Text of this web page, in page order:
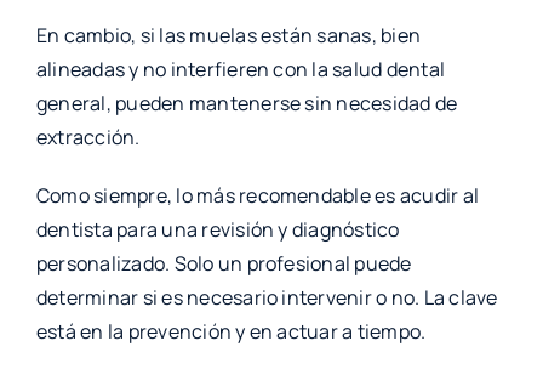
En cambio, si las muelas están sanas, bien
alineadas y no interfieren con la salud dental
general, pueden mantenerse sin necesidad de
extracción.
Como siempre, lo más recomendable es acudir al
dentista para una revisión y diagnóstico
personalizado. Solo un profesional puede
determinar si es necesario intervenir o no. La clave
está en la prevención y en actuar a tiempo.